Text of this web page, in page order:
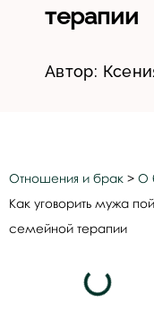
терапии
Автор:
Отношения и брак > О
Как уговорить мужа
семейной терапии